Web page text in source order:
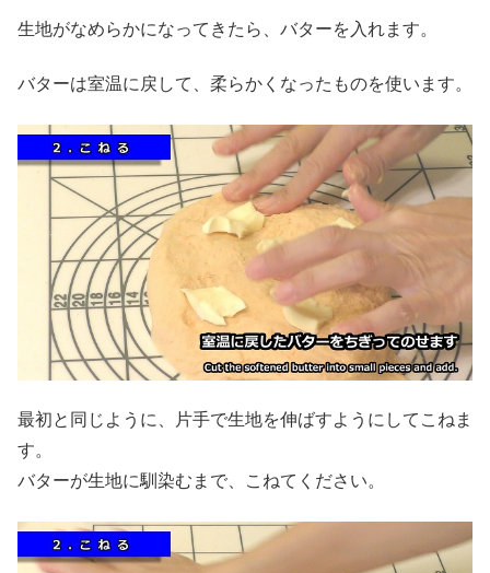
生地がなめらかになってきたら、バターを入れます。
バターは室温に戻して、柔らかくなったものを使います。
最初と同じように、片手で生地を伸ばすようにしてこねま
す。
バターが生地に馴染むまで、こねてください。